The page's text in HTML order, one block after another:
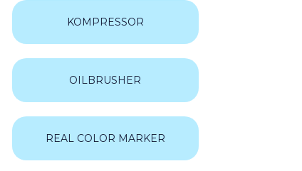
KOMPRESSOR
OILBRUSHER
REAL COLOR MARKER